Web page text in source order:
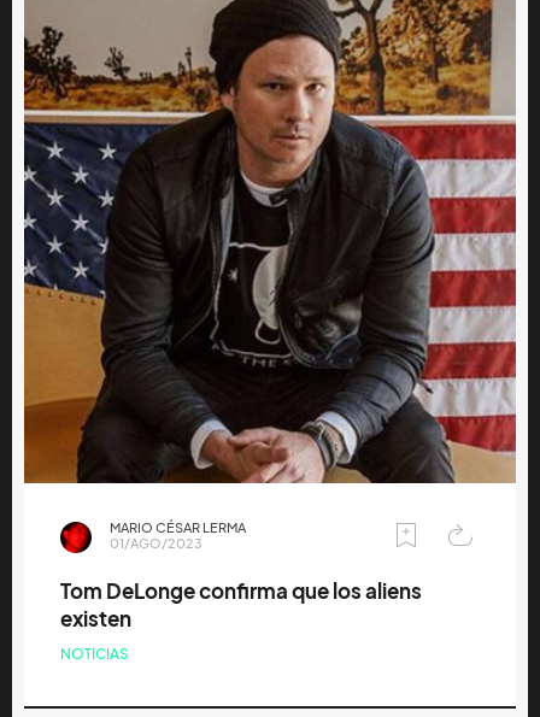
MARIO CÉSAR LERMA
01/AGO/2023
Tom DeLonge confirma que los aliens
existen
NOTICIAS